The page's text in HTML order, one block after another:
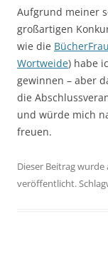
Aufgrund meiner
großartigen
wie die
Wortweide) habe
gewinnen – aber
die
und würde mich
freuen.
Dieser Beitrag wurde
veröffentlicht.